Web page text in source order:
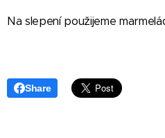
Na slepení použijeme
Share